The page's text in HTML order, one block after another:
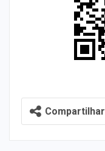
Compartilhar